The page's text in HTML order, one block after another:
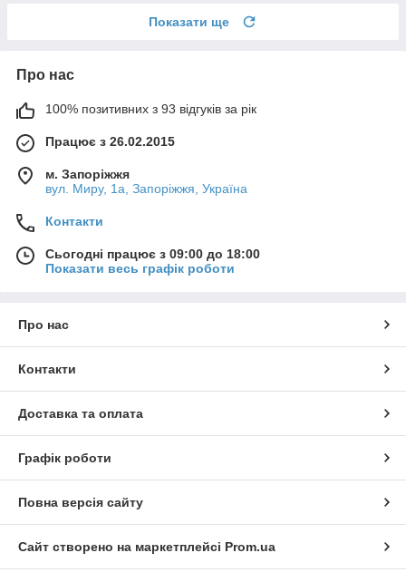
Показати ще
Про нас
100% позитивних з 93 відгуків за рік
Працює з 26.02.2015
м. Запоріжжя
вул. Миру, 1а, Запоріжжя, Україна
Контакти
Сьогодні працює з 09:00 до 18:00
Показати весь графік роботи
Про нас
Контакти
Доставка та оплата
Графік роботи
Повна версія сайту
Сайт створено на маркетплейсі Prom.ua